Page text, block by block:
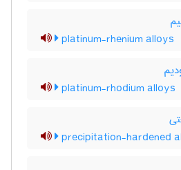
platinum-rhenium alloys
platinum-rhodium alloys
precipitation-hardened